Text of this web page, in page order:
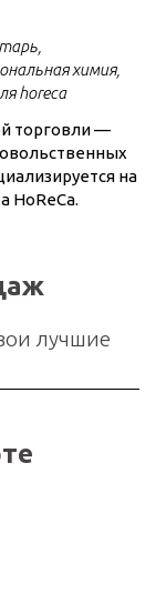
химия
horeca
торговли —
на
HoReCa.
лучшие